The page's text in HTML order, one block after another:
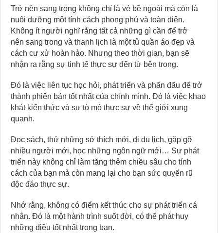
Trở nên sang trọng không chỉ là vẻ bề ngoài mà còn là
nuôi dưỡng một tính cách phong phú và toàn diện.
Không ít người nghĩ rằng tất cả những gì cần để trở
nên sang trong và thanh lịch là một tủ quần áo đẹp và
cách cư xử hoàn hảo. Nhưng theo thời gian, bạn sẽ
nhận ra rằng sự tinh tế thực sự đến từ bên trong.
Đó là việc liên tục học hỏi, phát triển và phấn đấu để trở
thành phiên bản tốt nhất của chính mình. Đó là việc khao
khát kiến thức và sự tò mò thực sự về thế giới xung
quanh.
Đọc sách, thử những sở thích mới, đi du lịch, gặp gỡ
nhiều người mới, học những ngôn ngữ mới… Sự phát
triển này không chỉ làm tăng thêm chiều sâu cho tính
cách của bạn mà còn mang lại cho bạn sức quyến rũ
độc đáo thực sự.
Nhớ rằng, không có điểm kết thúc cho sự phát triển cá
nhân. Đó là một hành trình suốt đời, có thể phát huy
những điều tốt nhất trong bạn.